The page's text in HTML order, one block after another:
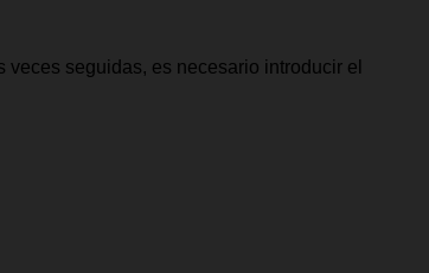
seguidas, es necesario introducir el